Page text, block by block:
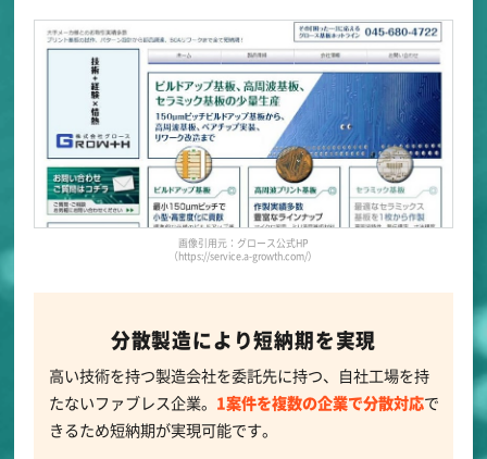
画像引用元：グロース公式HP
（https://service.a-growth.com/）
分散製造により短納期を実現
高い技術を持つ製造会社を委託先に持つ、自社工場を持
たないファブレス企業。 1案件を複数の企業で分散対応で
きるため短納期が実現可能です。